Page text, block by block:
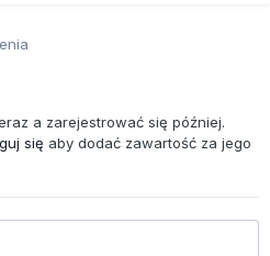
a zarejestrować się później.
się aby dodać zawartość za jego